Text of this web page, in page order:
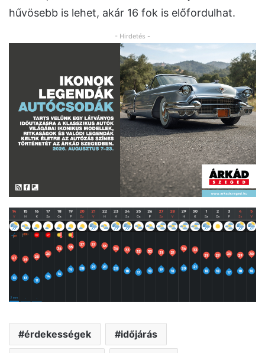
hűvösebb is lehet, akár 16 fok is előfordulhat.
- Hirdetés -
érdekességek időjárás